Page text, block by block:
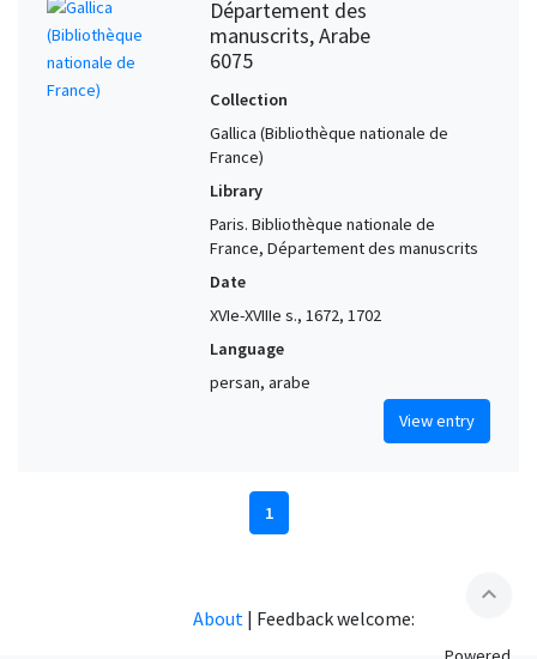
Département des
manuscrits, Arabe
6075
Collection
Gallica (Bibliothèque nationale de
France)
Library
Paris. Bibliothèque nationale de
France, Département des manuscrits
Date
XVIe-XVIIIe s., 1672, 1702
Language
persan, arabe
View entry
1
expand_less
About | Feedback welcome: